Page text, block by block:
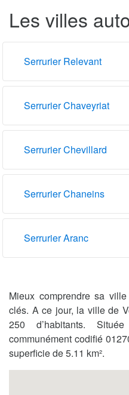
Les villes
Serrurier Relevant
Serrurier Chaveyriat
Serrurier Chevillard
Serrurier Chaneins
Serrurier Aranc
Mieux comprendre sa
clés. A ce jour, la ville de
250 d’habitants.
communément codifié
superficie de 5.11 km².